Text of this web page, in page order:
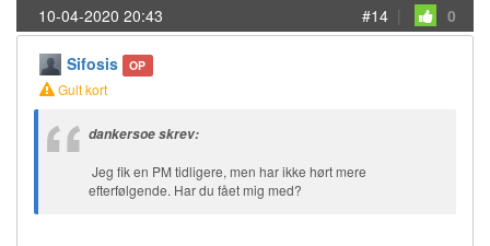
10-04-2020 20:43 #14 | 0
Sifosis OP
Gult kort
dankersoe skrev:
Jeg fik en PM tidligere, men har ikke hørt mere
efterfølgende. Har du fået mig med?